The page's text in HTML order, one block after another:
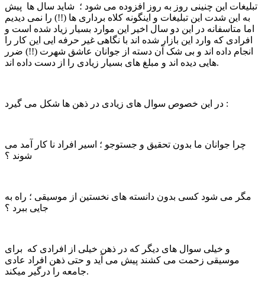
تبلیغات این چنینی روز به روز افزوده می شود ؛ شاید سال ها پیش
به این شدت این تبلیغات و اینگونه کلاه برداری ها (!!) را نمی دیدیم
اما متاسفانه در این دو سال اخیر این موارد بسیار زیاد شده است و
افرادی که وارد این بازار شده اند با نگاهی غیر حرفه ایی این کار را
انجام داده اند و بی شک آن دسته از جوانان عاشق شهرت (!!) ضرر
هایی دیده اند و مبلغ های بسیار زیادی را از دست داده اند.
در این خصوص سوال های زیادی در ذهن ها شکل می گیرد :
چرا جوانان ما بدون تحقیق و جستوجو ؛ اسیر افراد نا کار آمد می
شوند ؟
مگر می شود کسی بدون دانسته های نخستین از موسیقی ؛ راه به
جایی ببرد ؟
و خیلی سوال های دیگر که در ذهن خیلی از افرادی که برای
موسیقی زحمت می کشند پیش می آید و حتی ذهن افراد عادی
جامعه را درگیر میکند.